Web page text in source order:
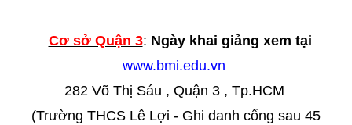
Cơ sở Quận 3: Ngày khai giảng xem tại
www.bmi.edu.vn
282 Võ Thị Sáu , Quận 3 , Tp.HCM
(Trường THCS Lê Lợi - Ghi danh cổng sau 45